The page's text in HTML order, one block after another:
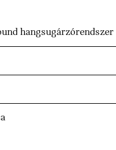
hangsugárzórendszer